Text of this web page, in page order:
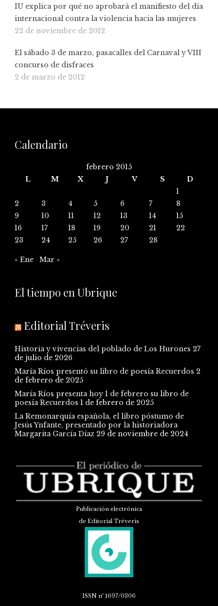
IU explica por qué no aprobará el manifiesto del día
internacional contra la violencia hacia las mujeres
22 de noviembre de 2012
El sábado 3 de marzo, pasacalles del Carnaval y VIII
concurso de disfraces
2 de marzo de 2012
Calendario
febrero 2015
L
M X J V S
D
1
2
3 4 5 6 7
8
9
10 11 12 13 14
15
16
17 18 19 20 21
22
23
24 25 26 27 28
« Ene Mar »
El tiempo en Ubrique
Editorial Tréveris
Historia y vivencias del poblado de Los Hurones 27
de julio de 2026
María Ríos presentó su libro de poesía Recuerdos 2
de febrero de 2025
María Ríos presenta hoy 1 de febrero su libro de
poesía Recuerdos 1 de febrero de 2025
La Remonarquía española, el libro póstumo de
Jesús Ynfante, presentado por la historiadora
Margarita García Díaz 29 de noviembre de 2024
Publicación electrónica
de Editorial Tréveris
ISSN nº 1697/0306